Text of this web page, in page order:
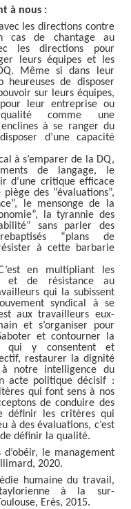
à nous :
les directions contre
cas de chantage au
les directions pour
leurs équipes et les
Même si dans leur
de disposer
sur leurs équipes,
leur entreprise ou
comme une
à se ranger du
d’une capacité
à s’emparer de la DQ,
de langage, le
d’une critique efficace
des “évaluations”,
le mensonge de la
la tyrannie des
sans parler des
“plans de
à cette barbarie
en multipliant les
et de résistance au
qui la subissent
syndical à se
aux travailleurs eux-
et s’organiser pour
et contourner la
qui y consentent et
restaurer la dignité
notre intelligence du
acte politique décisif :
qui font sens à nos
de conduire des
définir les critères qui
à des évaluations, c’est
définir la qualité.
d’obéir, le management
2020.
humaine du travail,
à la sur-
Erès, 2015.